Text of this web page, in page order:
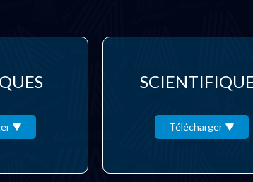
Télécharger